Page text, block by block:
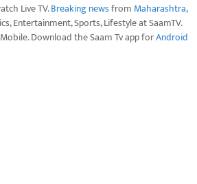
Live TV.Breaking newsfrom Maharashtra,
Entertainment, Sports, Lifestyle at SaamTV.
Download the Saam Tv app forAndroid